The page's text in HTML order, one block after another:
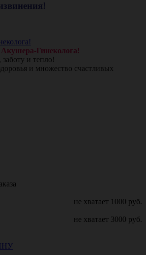
Акушера-Гинеколога!
и тепло!
и множество счастливых
не хватает 1000 руб.
не хватает 3000 руб.